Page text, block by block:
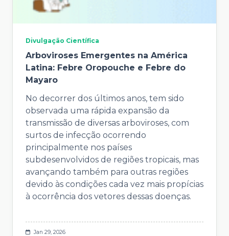
Divulgação Científica
Arboviroses Emergentes na América
Latina: Febre Oropouche e Febre do
Mayaro
No decorrer dos últimos anos, tem sido
observada uma rápida expansão da
transmissão de diversas arboviroses, com
surtos de infecção ocorrendo
principalmente nos países
subdesenvolvidos de regiões tropicais, mas
avançando também para outras regiões
devido às condições cada vez mais propícias
à ocorrência dos vetores dessas doenças.
Jan 29, 2026